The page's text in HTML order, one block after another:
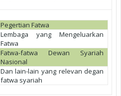
Pegertian Fatwa
Lembaga yang Mengeluarkan
Fatwa
Fatwa-fatwa Dewan Syariah
Nasional
Dan lain-lain yang relevan degan
fatwa syariah